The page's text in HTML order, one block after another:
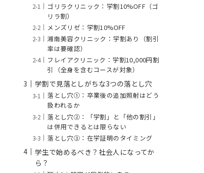
ゴリラクリニック：学割10%OFF（ゴ
リラ割）
メンズリゼ：学割10%OFF
湘南美容クリニック：学割あり（割引
率は要確認）
フレイアクリニック：学割10,000円割
引（全身を含むコースが対象）
学割で見落としがちな3つの落とし穴
落とし穴①：卒業後の追加照射はどう
扱われるか
落とし穴②：「学割」と「他の割引」
は併用できるとは限らない
落とし穴③：在学証明のタイミング
学生で始めるべき？社会人になってか
ら？